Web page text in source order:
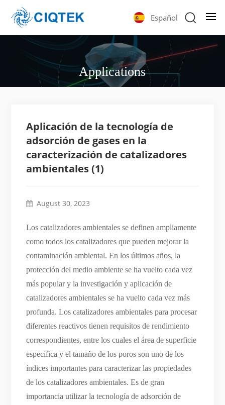
Español
Applications
Aplicación de la tecnología de
adsorción de gases en la
caracterización de catalizadores
ambientales (1)
August 30, 2023
Los catalizadores ambientales se definen ampliamente
como todos los catalizadores que pueden mejorar la
contaminación ambiental. En los últimos años, la
protección del medio ambiente se ha vuelto cada vez
más popular y la investigación y aplicación de
catalizadores ambientales se ha vuelto cada vez más
profunda. Los catalizadores ambientales para procesar
diferentes reactivos tienen requisitos de rendimiento
correspondientes, entre los cuales el área de superficie
específica y el tamaño de los poros son uno de los
índices importantes para caracterizar las propiedades
de los catalizadores ambientales. Es de gran
importancia utilizar la tecnología de adsorción de